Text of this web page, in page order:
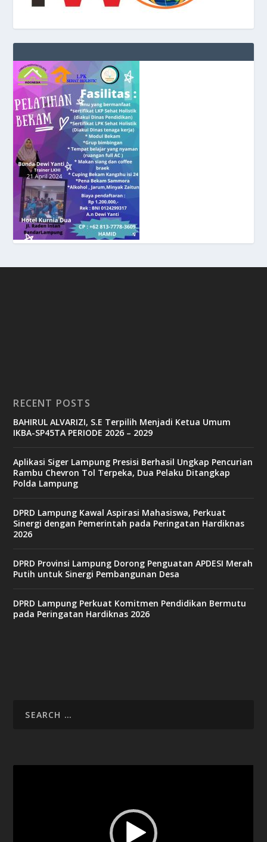
RECENT POSTS
BAHIRUL ALVARIZI, S.E Terpilih Menjadi Ketua Umum
IKBA-SP45TA PERIODE 2026 – 2029
Aplikasi Siger Lampung Presisi Berhasil Ungkap Pencurian
Rambu Chevron Tol Terpeka, Dua Pelaku Ditangkap
Polda Lampung
DPRD Lampung Kawal Aspirasi Mahasiswa, Perkuat
Sinergi dengan Pemerintah pada Peringatan Hardiknas
2026
DPRD Provinsi Lampung Dorong Penguatan APDESI Merah
Putih untuk Sinergi Pembangunan Desa
DPRD Lampung Perkuat Komitmen Pendidikan Bermutu
pada Peringatan Hardiknas 2026